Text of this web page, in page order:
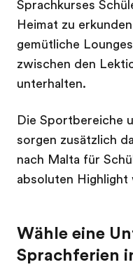
Sprachkurses
Heimat zu
gemütliche
zwischen den
unterhalten.
Die Sportbereiche
sorgen zusätzlich
nach Malta für
absoluten Highlight
Wähle eine
Sprachferien